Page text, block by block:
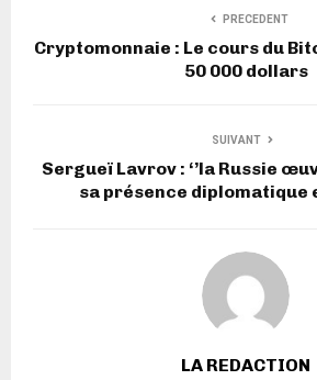
PRECEDENT
Cryptomonnaie : Le cours du
50 000 dollars
SUIVANT
Sergueï Lavrov : ‘’la Russie
sa présence diplomatique
LA REDACTION